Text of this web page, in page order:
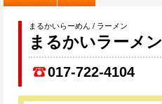
まるかいらーめん / ラーメン
まるかいラーメン
017-722-4104